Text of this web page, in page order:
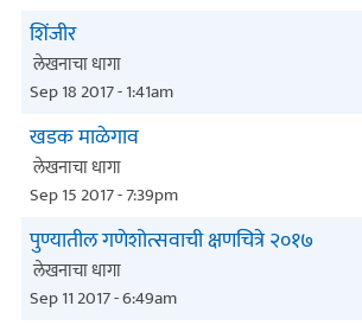
शिंजीर
लेखनाचा धागा
Sep 18 2017 - 1:41am
खडक माळेगाव
लेखनाचा धागा
Sep 15 2017 - 7:39pm
पुण्यातील गणेशोत्सवाची क्षणचित्रे २०१७
लेखनाचा धागा
Sep 11 2017 - 6:49am